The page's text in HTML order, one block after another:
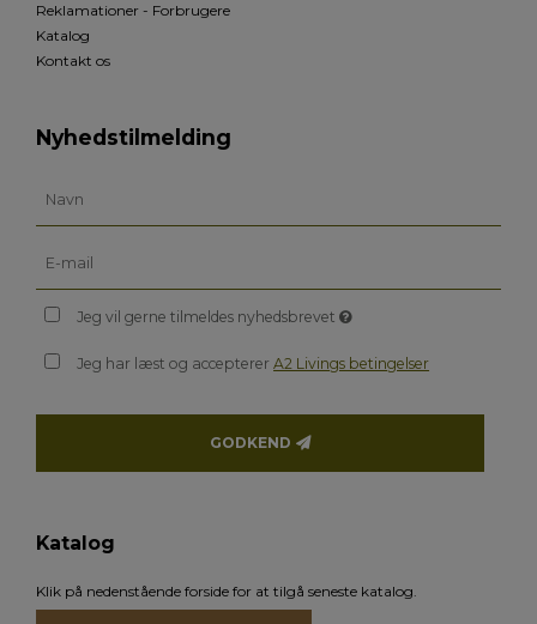
Reklamationer - Forbrugere
Katalog
Kontakt os
Nyhedstilmelding
Jeg vil gerne tilmeldes nyhedsbrevet
Jeg har læst og acceptererA2 Livings betingelser
GODKEND
Katalog
Klik på nedenstående forside for at tilgå seneste katalog.